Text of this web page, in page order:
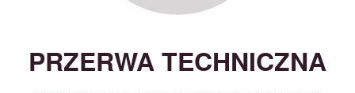
PRZERWA TECHNICZNA